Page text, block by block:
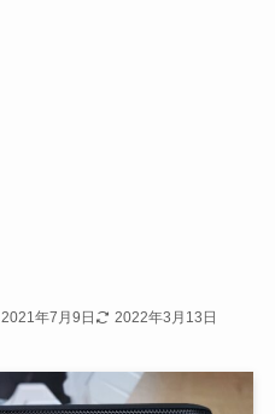
2021年7月9日 2022年3月13日